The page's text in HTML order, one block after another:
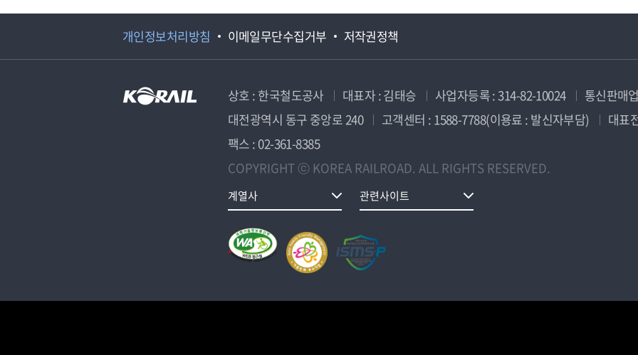
개인정보처리방침 이메일무단수집거부 저작권정책
상호 : 한국철도공사 대표자 : 김태승 사업자등록 : 314-82-10024
통신판매
대전광역시 동구 중앙로 240
고객센터 : 1588-7788(이용료 : 발신자부담)
대표
팩스 : 02-361-8385
COPYRIGHT ⓒ KOREA RAILROAD. ALL RIGHTS RESERVED.
계열사 관련사이트